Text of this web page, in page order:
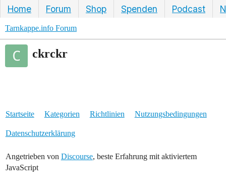
Home Forum Shop Spenden Podcast
Tarnkappe.info Forum
ckrckr
Startseite Kategorien Richtlinien Nutzungsbedingungen
Datenschutzerklärung
Angetrieben von Discourse, beste Erfahrung mit aktiviertem
JavaScript